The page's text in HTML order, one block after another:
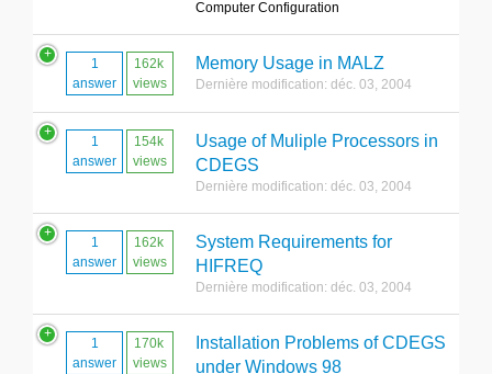
Computer Configuration
1
answer
162k
views
Memory Usage in MALZ
Dernière modification: déc. 03, 2004
1
answer
154k
views
Usage of Muliple Processors in
CDEGS
Dernière modification: déc. 03, 2004
1
answer
162k
views
System Requirements for
HIFREQ
Dernière modification: déc. 03, 2004
1
answer
170k
views
Installation Problems of CDEGS
under Windows 98